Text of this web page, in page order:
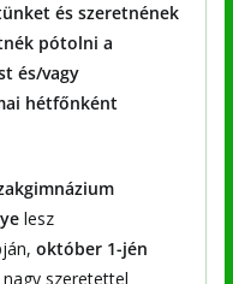
és szeretnének
pótolni a
és/vagy
hétfőnként
lesz
október 1-jén
szeretettel